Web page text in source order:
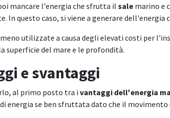
mancare l'energia che sfrutta il sale marino e
In questo caso, si viene a generare dell'energia
utilizzate a causa degli elevati costi per
superficie del mare e le profondità.
e svantaggi
al primo posto tra i vantaggi dell'energia
di energia se ben sfruttata dato che il movimento